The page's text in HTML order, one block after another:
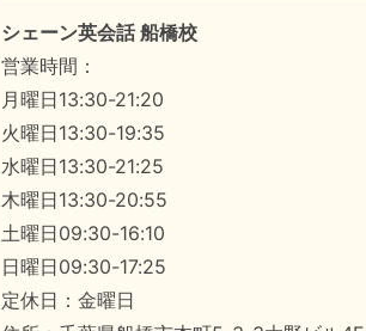
シェーン英会話 船橋校
営業時間：
月曜日13:30-21:20
火曜日13:30-19:35
水曜日13:30-21:25
木曜日13:30-20:55
土曜日09:30-16:10
日曜日09:30-17:25
定休日：金曜日